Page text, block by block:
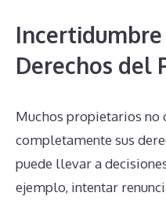
Derechos del
Muchos propietarios no
completamente sus
puede llevar a
ejemplo, intentar